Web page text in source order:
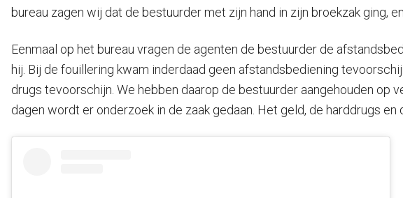
bureau zagen wij dat de bestuurder met zijn hand in zijn broekzak ging,
Eenmaal op het bureau vragen de agenten de bestuurder de
hij. Bij de fouillering kwam inderdaad geen afstandsbediening
drugs tevoorschijn. We hebben daarop de bestuurder aangehouden op
dagen wordt er onderzoek in de zaak gedaan. Het geld, de harddrugs